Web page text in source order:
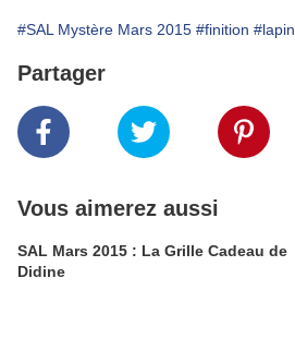
#SAL Mystère Mars 2015 #finition #lapin
Partager
Vous aimerez aussi
SAL Mars 2015 : La Grille Cadeau de
Didine